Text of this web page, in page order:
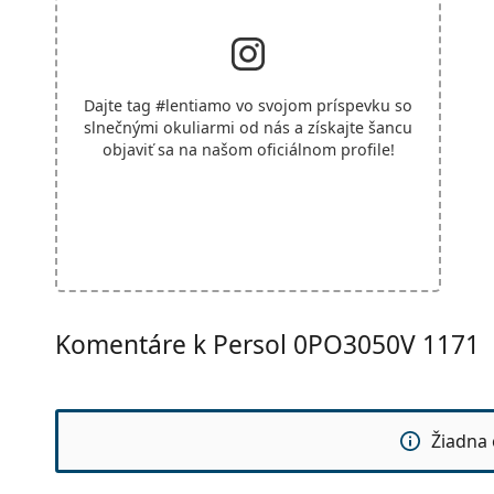
Dajte tag #lentiamo vo svojom príspevku so
slnečnými okuliarmi od nás a získajte šancu
objaviť sa na našom oficiálnom profile!
Komentáre k Persol 0PO3050V 1171
Žiadna